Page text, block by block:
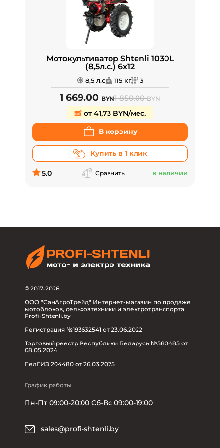
Мотокультиватор Shtenli 1030L
(8,5л.с.) 6х12
8,5 л.с 115 кг 3
1 669.00 BYN1 850.00BYN
от 41,73 BYN/мес.
В корзину
Купить в 1 клик
5.0 Сравнить в наличии
© 2017-2026
ООО "СанАгроТрейд" Интернет-магазин по продаже
мотоблоков, сельхозтехники и электротранспорта
Profi-Shtenli.by
Регистрация №193632541 от 23.06.2022
Торговый реестр Республики Беларусь №580485 от
08.05.2024
БелГИЭ 204480 от 26.03.2025
График работы
Пн-Пт 09:00-20:00 Сб-Вс 09:00-19:00
sales@profi-shtenli.by